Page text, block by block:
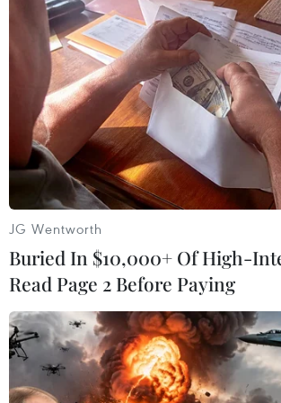
Vụ cựu điệp viên Skripal bị đầu độc:
Anh nhận dạng nghi can thứ 2
09/10/2018 01:31
Quan chức Nga giám sát vụ “Skripal”
thiệt mạng do tai nạn trực thăng
04/10/2018 13:14
Vụ điệp viên Skripal: Anh cảnh báo
Nga sẽ "phải trả giá đắt"
01/10/2018 03:47
JG Wentworth
Buried In $10,000+ Of High-
Read Page 2 Before Paying